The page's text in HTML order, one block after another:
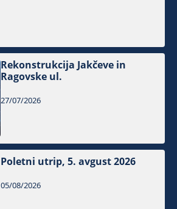
Rekonstrukcija Jakčeve in
Ragovske ul.
27/07/2026
Poletni utrip, 5. avgust 2026
05/08/2026